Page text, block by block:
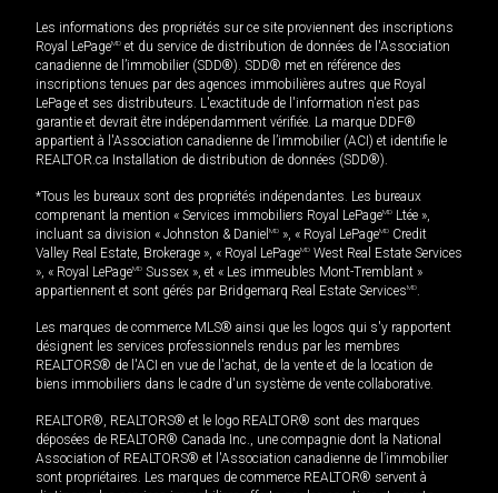
Les informations des propriétés sur ce site proviennent des inscriptions
Royal LePageMD et du service de distribution de données de l'Association
canadienne de l’immobilier (SDD®). SDD® met en référence des
inscriptions tenues par des agences immobilières autres que Royal
LePage et ses distributeurs. L'exactitude de l'information n'est pas
garantie et devrait être indépendamment vérifiée. La marque DDF®
appartient à l'Association canadienne de l’immobilier (ACI) et identifie le
REALTOR.ca Installation de distribution de données (SDD®).
*Tous les bureaux sont des propriétés indépendantes. Les bureaux
comprenant la mention « Services immobiliers Royal LePageMD Ltée »,
incluant sa division « Johnston & Daniel MD », « Royal LePageMD Credit
Valley Real Estate, Brokerage », « Royal LePageMD West Real Estate Services
», « Royal LePageMD Sussex », et « Les immeubles Mont-Tremblant »
appartiennent et sont gérés par Bridgemarq Real Estate ServicesMD
Les marques de commerce MLS® ainsi que les logos qui s'y rapportent
désignent les services professionnels rendus par les membres
REALTORS® de l'ACI en vue de l'achat, de la vente et de la location de
biens immobiliers dans le cadre d'un système de vente collaborative.
REALTOR®, REALTORS® et le logo REALTOR® sont des marques
déposées de REALTOR® Canada Inc., une compagnie dont la National
Association of REALTORS® et l'Association canadienne de l’immobilier
sont propriétaires. Les marques de commerce REALTOR® servent à